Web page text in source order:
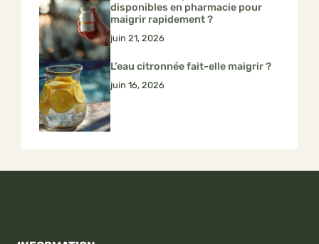
disponibles en pharmacie pour
maigrir rapidement ?
juin 21, 2026
L’eau citronnée fait-elle maigrir ?
juin 16, 2026